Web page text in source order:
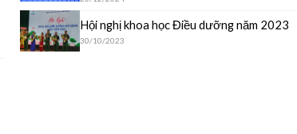
Hội nghị khoa học Điều dưỡng năm 2023
30/10/2023